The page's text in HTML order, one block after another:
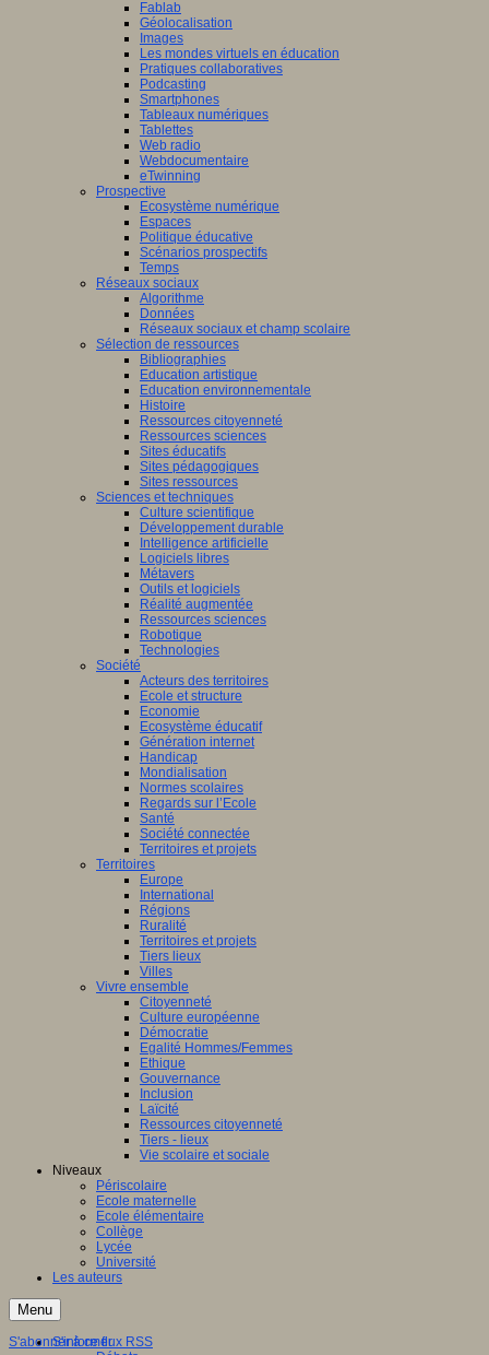
Fablab
Géolocalisation
Images
Les mondes virtuels en éducation
Pratiques collaboratives
Podcasting
Smartphones
Tableaux numériques
Tablettes
Web radio
Webdocumentaire
eTwinning
Prospective
Ecosystème numérique
Espaces
Politique éducative
Scénarios prospectifs
Temps
Réseaux sociaux
Algorithme
Données
Réseaux sociaux et champ scolaire
Sélection de ressources
Bibliographies
Education artistique
Education environnementale
Histoire
Ressources citoyenneté
Ressources sciences
Sites éducatifs
Sites pédagogiques
Sites ressources
Sciences et techniques
Culture scientifique
Développement durable
Intelligence artificielle
Logiciels libres
Métavers
Outils et logiciels
Réalité augmentée
Ressources sciences
Robotique
Technologies
Société
Acteurs des territoires
Ecole et structure
Economie
Ecosystème éducatif
Génération internet
Handicap
Mondialisation
Normes scolaires
Regards sur l’Ecole
Santé
Société connectée
Territoires et projets
Territoires
Europe
International
Régions
Ruralité
Territoires et projets
Tiers lieux
Villes
Vivre ensemble
Citoyenneté
Culture européenne
Démocratie
Egalité Hommes/Femmes
Ethique
Gouvernance
Inclusion
Laïcité
Ressources citoyenneté
Tiers - lieux
Vie scolaire et sociale
Niveaux
Périscolaire
Ecole maternelle
Ecole élémentaire
Collège
Lycée
Université
Les auteurs
Menu
S'informer
S'abonner à ce flux RSS